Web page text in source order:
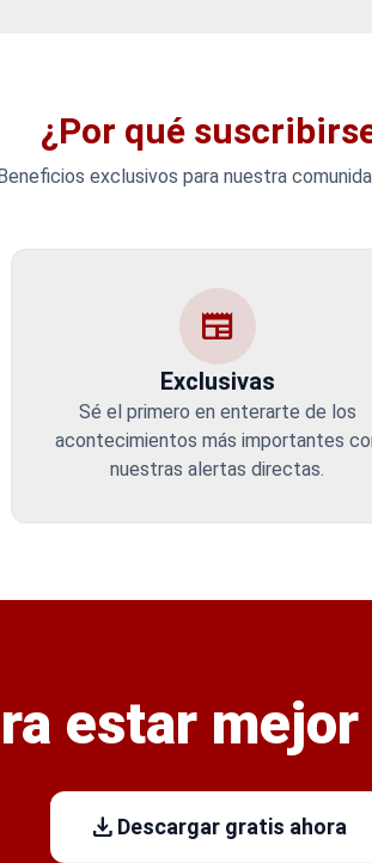
¿Por qué
exclusivos para nuestra
newspaper
Exclusivas
Sé el primero en enterarte de los
acontecimientos más importantes
nuestras alertas directas.
estar
download Descargar gratis ahora